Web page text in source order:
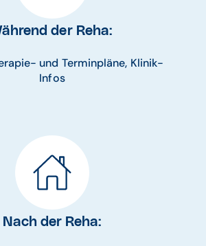
der Reha:
und Terminpläne, Klinik-
Infos
Nach der Reha: